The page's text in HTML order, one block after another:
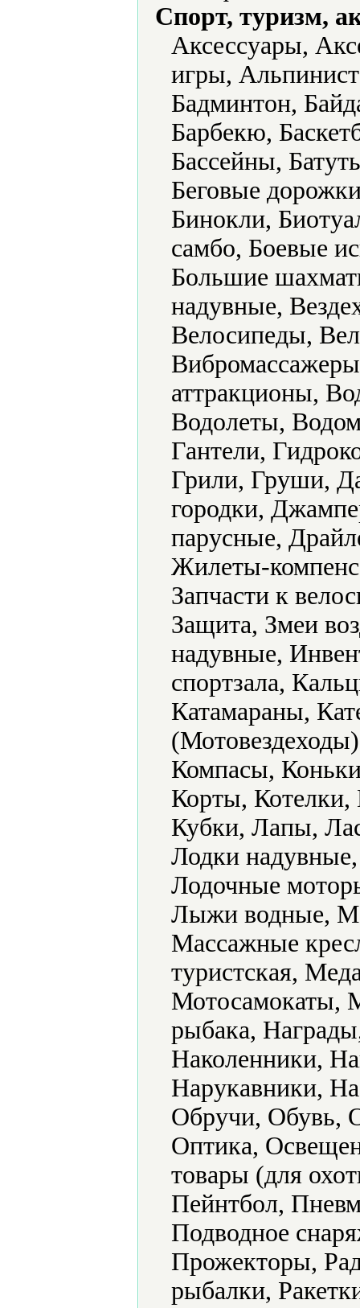
Спорт, туризм,
Аксессуары,
игры,
Бадминтон,
Барбекю,
Бассейны,
Беговые
Бинокли,
самбо, Боевые
Большие
надувные,
Велосипеды,
аттракционы,
Водолеты,
Гантели,
Грили, Груши,
городки,
парусные,
Жилеты-
Запчасти к
Защита, Змеи
надувные,
спортзала,
Катамараны,
Компасы,
Корты,
Кубки, Лапы,
Лодки
Лодочные
Лыжи водные,
Массажные
туристская,
Мотосамокаты,
рыбака,
Наколенники,
Нарукавники,
Обручи, Обувь,
Оптика,
товары (для
Пейнтбол,
Подводное
Прожекторы,
рыбалки,